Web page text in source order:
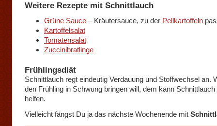
Weitere Rezepte mit Schnittlauch
Grüne Sauce – Kräutersauce, zu der Pellkartoffeln
Kartoffelsalat
Tomatensalat
Zuccinibratlinge
Frühlingsdiät
Schnittlauch regt eindeutig Verdauung und Stoffwechsel an.
den Frühling in Schwung bringen will, dem kann Schnittlauch
helfen.
Vielleicht fängst Du ja das nächste Wochenende mit